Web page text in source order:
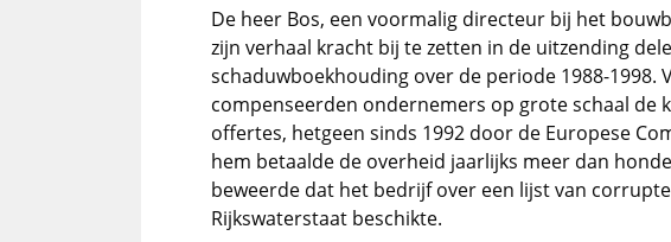
De heer Bos, een voormalig directeur bij het
zijn verhaal kracht bij te zetten in de uitzending
schaduwboekhouding over de periode 1988-1998.
compenseerden ondernemers op grote schaal de
offertes, hetgeen sinds 1992 door de Europese
hem betaalde de overheid jaarlijks meer dan
beweerde dat het bedrijf over een lijst van
Rijkswaterstaat beschikte.